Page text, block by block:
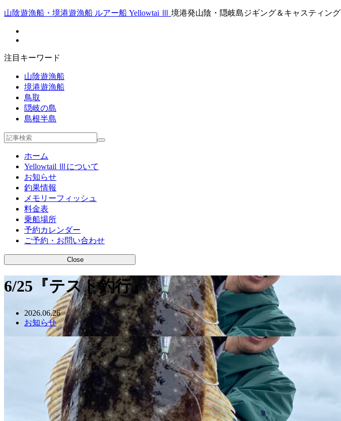
山陰遊漁船・境港遊漁船 ルアー船 Yellowtai Ⅲ 境港発山陰・隠岐島ジギング＆キャスティング
注目キーワード
山陰遊漁船
境港遊漁船
鳥取
隠岐の島
島根半島
ホーム
Yellowtail Ⅲについて
お知らせ
釣果情報
メモリーフィッシュ
料金表
乗船場所
予約カレンダー
ご予約・お問い合わせ
Close
6/25『テスト釣行』
2026.06.26
お知らせ